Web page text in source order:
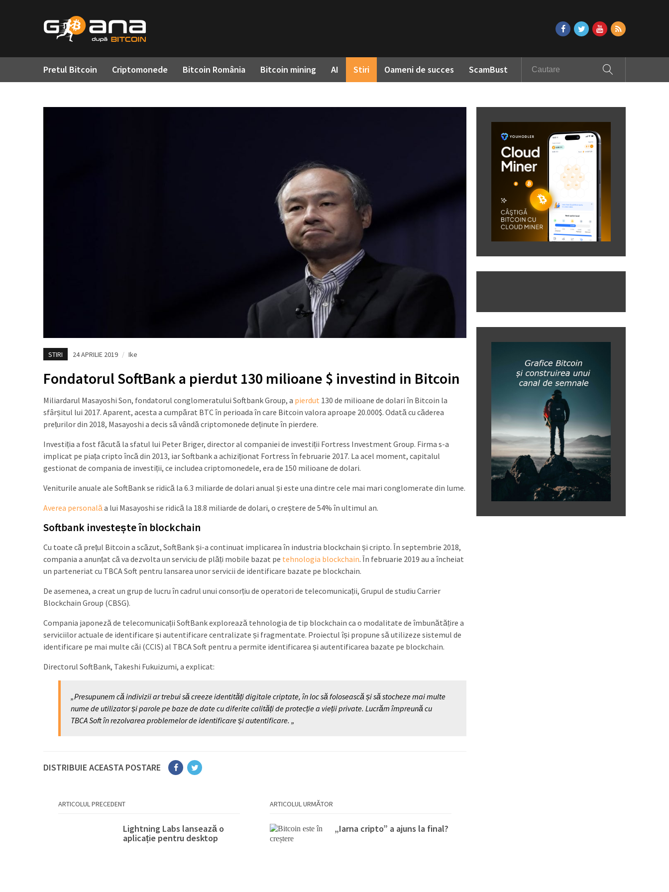
Pretul Bitcoin Criptomonede Bitcoin România Bitcoin mining AI Stiri Oameni de succes ScamBust
STIRI 24 APRILIE 2019 / Ike
Fondatorul SoftBank a pierdut 130 milioane $ investind in Bitcoin
Miliardarul Masayoshi Son, fondatorul conglomeratului Softbank Group, a pierdut 130 de milioane de dolari în Bitcoin la
sfârșitul lui 2017. Aparent, acesta a cumpărat BTC în perioada în care Bitcoin valora aproape 20.000$. Odată cu căderea
prețurilor din 2018, Masayoshi a decis să vândă criptomonede deținute în pierdere.
Investiția a fost făcută la sfatul lui Peter Briger, director al companiei de investiții Fortress Investment Group. Firma s-a
implicat pe piața cripto încă din 2013, iar Softbank a achiziționat Fortress în februarie 2017. La acel moment, capitalul
gestionat de compania de investiții, ce includea criptomonedele, era de 150 milioane de dolari.
Veniturile anuale ale SoftBank se ridică la 6.3 miliarde de dolari anual și este una dintre cele mai mari conglomerate din lume.
Averea personalăa lui Masayoshi se ridică la 18.8 miliarde de dolari, o creștere de 54% în ultimul an.
Softbank investește în blockchain
Cu toate că prețul Bitcoin a scăzut, SoftBank și-a continuat implicarea în industria blockchain și cripto. În septembrie 2018,
compania a anunțat că va dezvolta un serviciu de plăți mobile bazat pe tehnologia blockchain. În februarie 2019 au a încheiat
un parteneriat cu TBCA Soft pentru lansarea unor servicii de identificare bazate pe blockchain.
De asemenea, a creat un grup de lucru în cadrul unui consorțiu de operatori de telecomunicații, Grupul de studiu Carrier
Blockchain Group (CBSG).
Compania japoneză de telecomunicații SoftBank explorează tehnologia de tip blockchain ca o modalitate de îmbunătățire a
serviciilor actuale de identificare și autentificare centralizate și fragmentate. Proiectul își propune să utilizeze sistemul de
identificare pe mai multe căi (CCIS) al TBCA Soft pentru a permite identificarea și autentificarea bazate pe blockchain.
Directorul SoftBank, Takeshi Fukuizumi, a explicat:
„Presupunem că indivizii ar trebui să creeze identități digitale criptate, în loc să folosească și să stocheze mai multe
nume de utilizator și parole pe baze de date cu diferite calități de protecție a vieții private. Lucrăm împreună cu
TBCA Soft în rezolvarea problemelor de identificare și autentificare. „
DISTRIBUIE ACEASTA POSTARE
ARTICOLUL PRECEDENT
Lightning Labs lansează o
aplicație pentru desktop
ARTICOLUL URMĂTOR
„Iarna cripto” a ajuns la final?